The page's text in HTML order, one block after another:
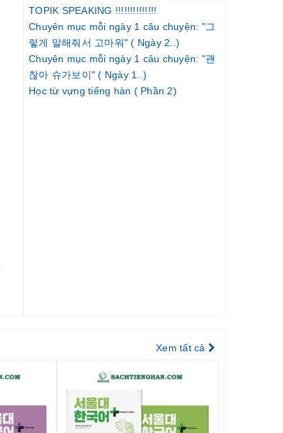
TOPIK SPEAKING !!!!!!!!!!!!!!
Chuyên mục mỗi ngày 1 câu chuyện: "그
렇게 말해줘서 고마워" ( Ngày 2..)
Chuyên mục mỗi ngày 1 câu chuyện: "괜
찮아 슈가보이" ( Ngày 1..)
Học từ vựng tiếng hàn ( Phần 2)
Xem tất cả